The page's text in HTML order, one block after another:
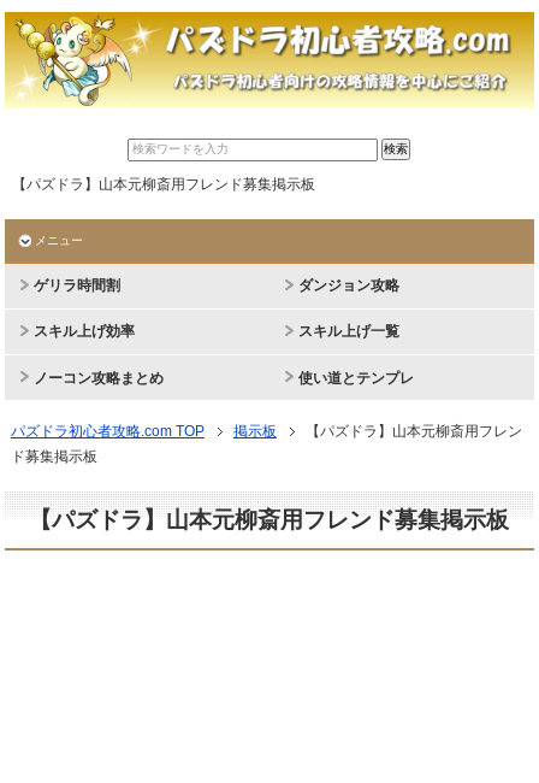
【パズドラ】山本元柳斎用フレンド募集掲示板
メニュー
ゲリラ時間割 ダンジョン攻略
スキル上げ効率 スキル上げ一覧
ノーコン攻略まとめ 使い道とテンプレ
パズドラ初心者攻略.com TOP 掲示板
【パズドラ】山本元柳斎用フレン
ド募集掲示板
【パズドラ】山本元柳斎用フレンド募集掲示板